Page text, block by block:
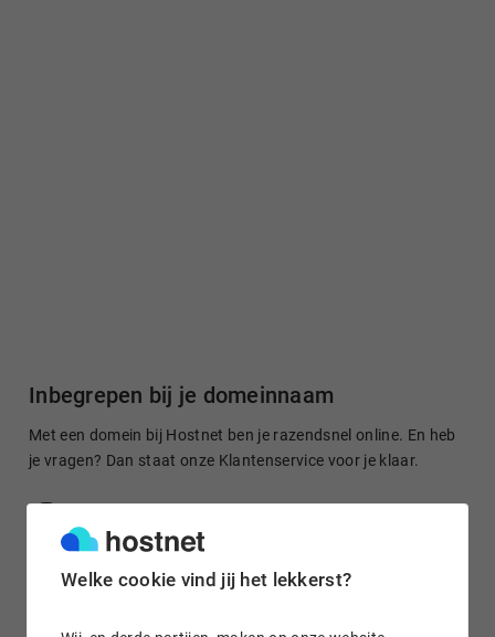
Welke cookie vind jij het lekkerst?
Inbegrepen bij je domeinnaam
Met een domein bij Hostnet ben je razendsnel online. En heb
je vragen? Dan staat onze Klantenservice voor je klaar.